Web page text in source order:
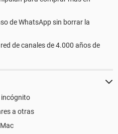
de WhatsApp sin borrar la
de canales de 4.000 años de
incógnito
a otras